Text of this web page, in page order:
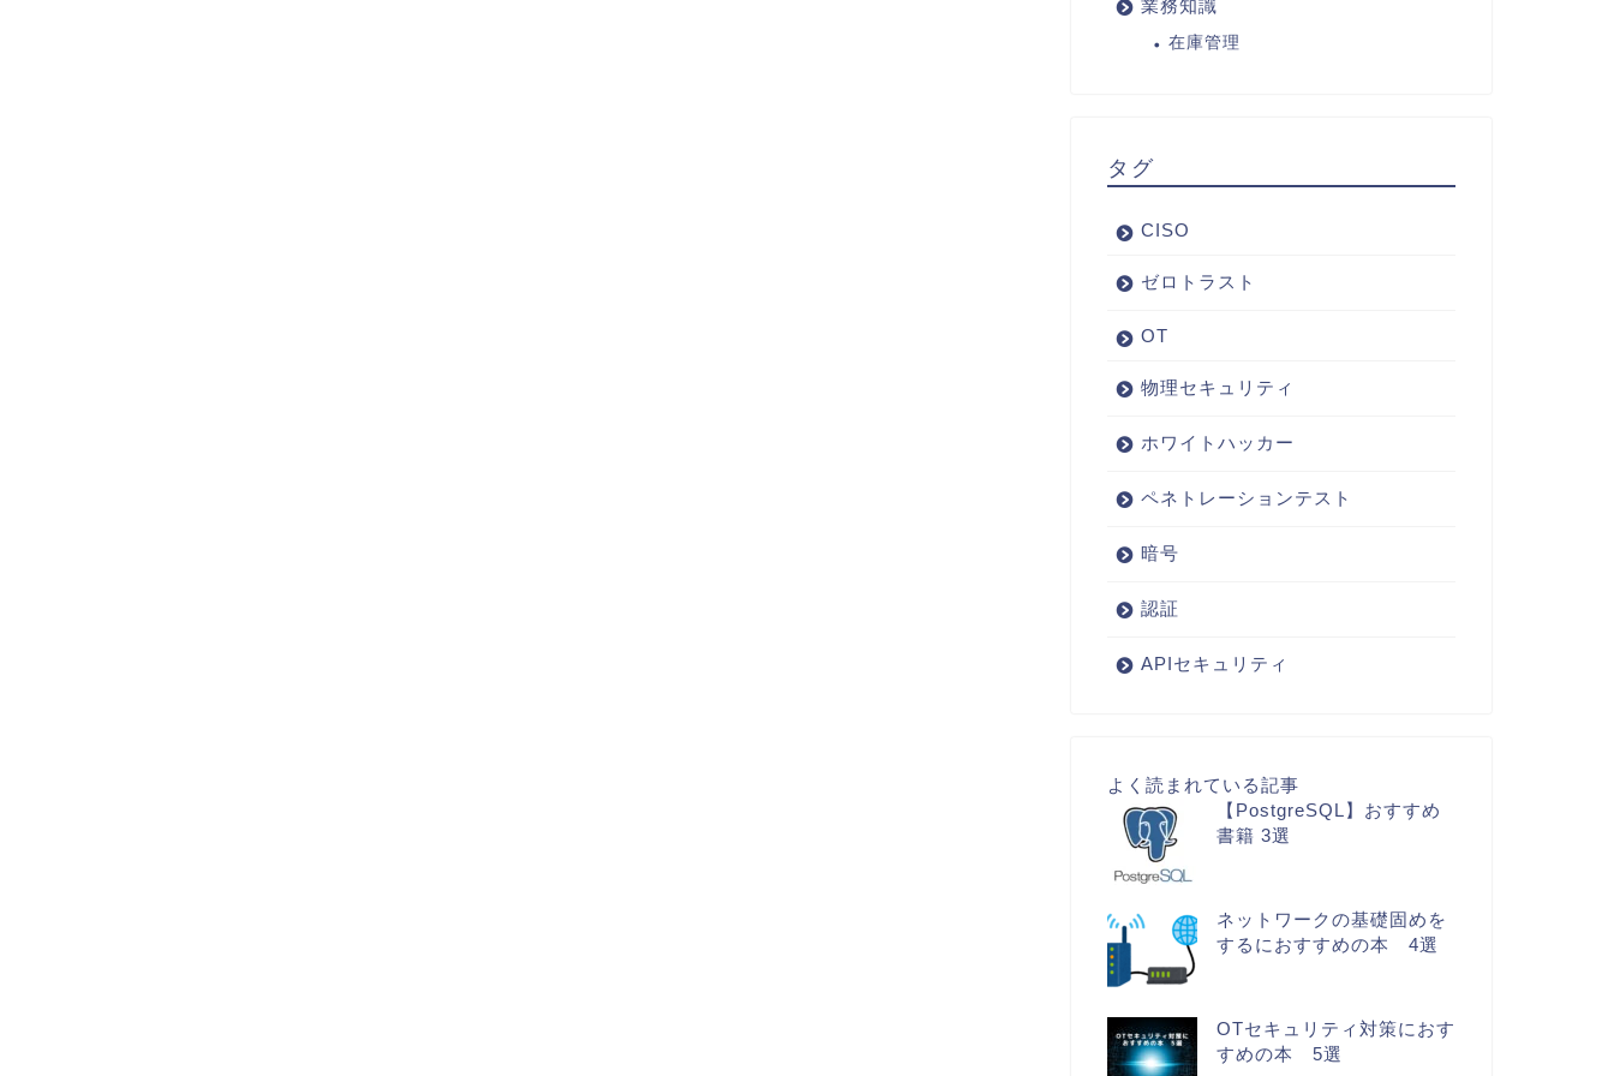
業務知識
在庫管理
タグ
CISO
ゼロトラスト
OT
物理セキュリティ
ホワイトハッカー
ペネトレーションテスト
暗号
認証
APIセキュリティ
よく読まれている記事
【PostgreSQL】おすすめ
書籍 3選
ネットワークの基礎固めを
するにおすすめの本 4選
OTセキュリティ対策におす
すめの本 5選